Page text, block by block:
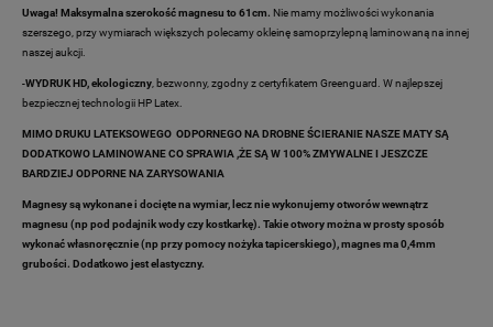
Uwaga! Maksymalna szerokość magnesu to 61cm. Nie mamy możliwości wykonania
szerszego, przy wymiarach większych polecamy okleinę samoprzylepną laminowaną na innej
naszej aukcji.
-WYDRUK HD, ekologiczny, bezwonny, zgodny z certyfikatem Greenguard. W najlepszej
bezpiecznej technologii HP Latex.
MIMO DRUKU LATEKSOWEGO ODPORNEGO NA DROBNE ŚCIERANIE NASZE MATY SĄ
DODATKOWO LAMINOWANE CO SPRAWIA ,ŻE SĄ W 100% ZMYWALNE I JESZCZE
BARDZIEJ ODPORNE NA ZARYSOWANIA
Magnesy są wykonane i docięte na wymiar, lecz nie wykonujemy otworów wewnątrz
magnesu (np pod podajnik wody czy kostkarkę). Takie otwory można w prosty sposób
wykonać własnoręcznie (np przy pomocy nożyka tapicerskiego), magnes ma 0,4mm
grubości. Dodatkowo jest elastyczny.